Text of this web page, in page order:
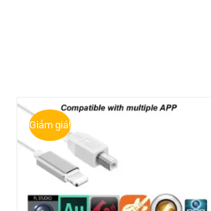
Giảm giá!